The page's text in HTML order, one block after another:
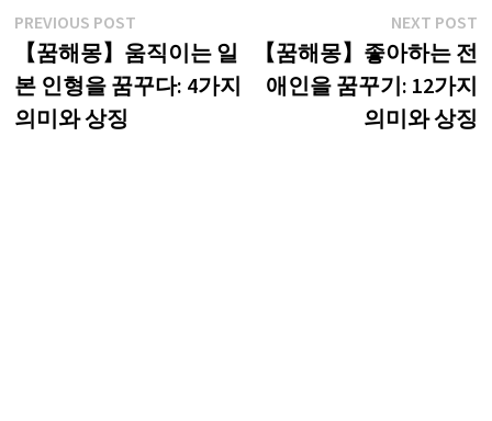
글
탐
색
PREVIOUS POSTPrevious
post:
【꿈해몽】움직이는 일
본 인형을 꿈꾸다: 4가지
의미와 상징
NEXT POST
【꿈해몽】좋아하는 전
애인을 꿈꾸기: 12가지
의미와 상징